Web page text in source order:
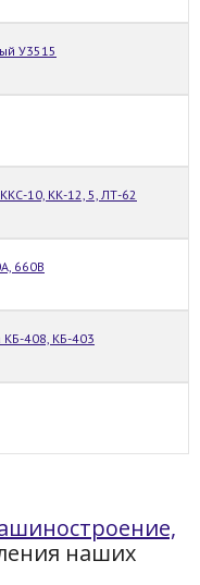
У3515
10, КК-12, 5, ЛТ-62
660В
КБ-408, КБ-403
наших